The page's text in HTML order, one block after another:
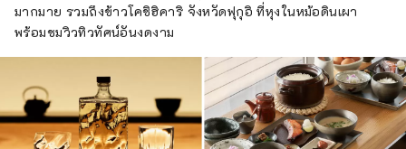
มากมาย รวมถึงข้าวโคชิฮิคาริ จังหวัดฟุกุอิ ที่หุงในหม้อดินเผา
พร้อมชมวิวทิวทัศน์อันงดงาม